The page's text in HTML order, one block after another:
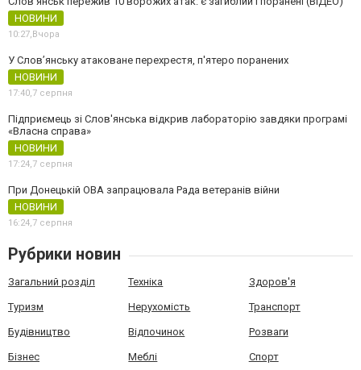
НОВИНИ
10:27, Вчора
У Слов’янську атаковане перехрестя, п'ятеро поранених
НОВИНИ
17:40,7 серпня
Підприємець зі Слов'янська відкрив лабораторію завдяки програмі
«Власна справа»
НОВИНИ
17:24,7 серпня
При Донецькій ОВА запрацювала Рада ветеранів війни
НОВИНИ
16:24,7 серпня
Рубрики новин
Загальний розділ Техніка Здоров'я
Туризм Нерухомість Транспорт
Будівництво Відпочинок Розваги
Бізнес Меблі Спорт